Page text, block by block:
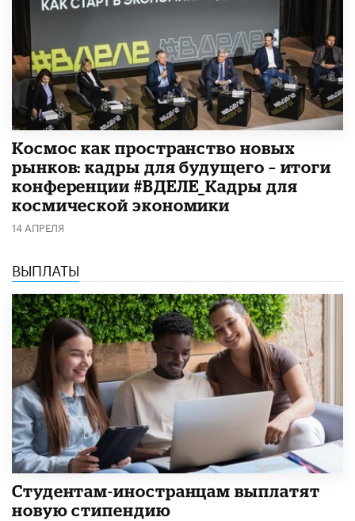
Космос как пространство новых
рынков: кадры для будущего – итоги
конференции #ВДЕЛЕ_Кадры для
космической экономики
14 АПРЕЛЯ
ВЫПЛАТЫ
Студентам-иностранцам выплатят
новую стипендию